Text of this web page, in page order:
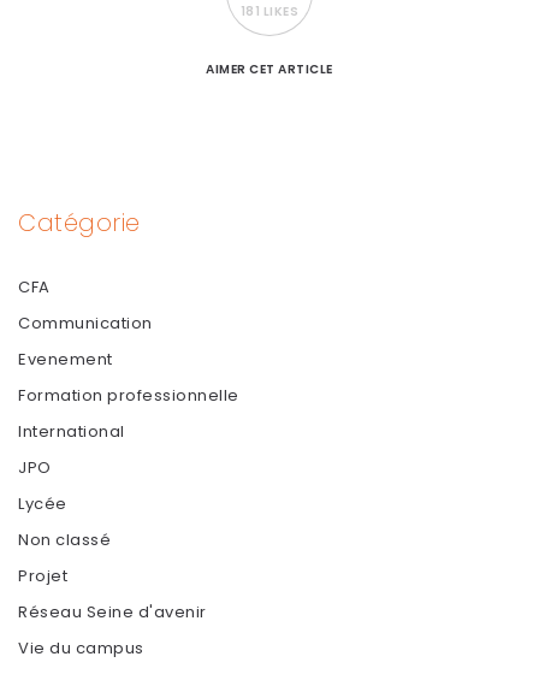
181 LIKES
AIMER CET ARTICLE
Catégorie
CFA
Communication
Evenement
Formation professionnelle
International
JPO
Lycée
Non classé
Projet
Réseau Seine d'avenir
Vie du campus